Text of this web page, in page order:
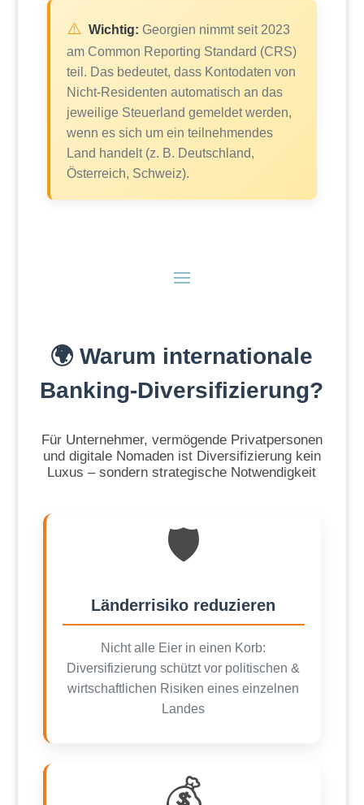
⚠️ Wichtig: Georgien nimmt seit 2023
am Common Reporting Standard (CRS)
teil. Das bedeutet, dass Kontodaten von
Nicht-Residenten automatisch an das
jeweilige Steuerland gemeldet werden,
wenn es sich um ein teilnehmendes
Land handelt (z. B. Deutschland,
Österreich, Schweiz).
🌍 Warum internationale
Banking-Diversifizierung?
Für Unternehmer, vermögende Privatpersonen
und digitale Nomaden ist Diversifizierung kein
Luxus – sondern strategische Notwendigkeit
🛡️
Länderrisiko reduzieren
Nicht alle Eier in einen Korb:
Diversifizierung schützt vor politischen &
wirtschaftlichen Risiken eines einzelnen
Landes